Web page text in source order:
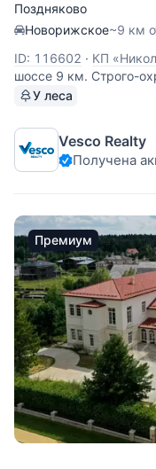
Поздняково
Новорижское~9 км
ID: 116602 · КП
шоссе 9 км. Строго-
Усадьба 1200 кв.м с
гостиная, кухня
гостевой санузел,
У леса
Vesco Realty
Получена
Премиум